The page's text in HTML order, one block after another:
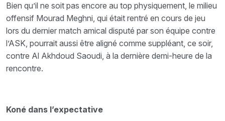
Bien qu’il ne soit pas encore au top physiquement, le milieu
offensif Mourad Meghni, qui était rentré en cours de jeu
lors du dernier match amical disputé par son équipe contre
l’ASK, pourrait aussi être aligné comme suppléant, ce soir,
contre Al Akhdoud Saoudi, à la dernière demi-heure de la
rencontre.
Koné dans l’expectative